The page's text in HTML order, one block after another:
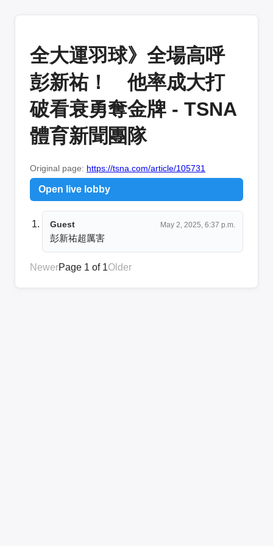
全大運羽球》全場高呼
彭新祐！ 他率成大打
破看衰勇奪金牌 - TSNA
體育新聞團隊
Original page: https://tsna.com/article/105731
Open live lobby
Guest May 2, 2025, 6:37 p.m.
彭新祐超厲害
NewerPage 1 of 1Older